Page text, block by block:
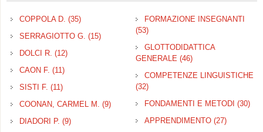
COPPOLA D. (35)Apply COPPOLA D. filter
SERRAGIOTTO G. (15)Apply SERRAGIOTTO G. filter
DOLCI R. (12)Apply DOLCI R. filter
CAON F. (11)Apply CAON F. filter
SISTI F. (11)Apply SISTI F. filter
COONAN, CARMEL M. (9)Apply COONAN, CARMEL M. filter
DIADORI P. (9)Apply DIADORI P. filter
FORMAZIONE INSEGNANTI
(53)
GLOTTODIDATTICA
GENERALE (46)
GENERALE filter
COMPETENZE LINGUISTICHE
(32)
FONDAMENTI E METODI (30)
APPRENDIMENTO (27)